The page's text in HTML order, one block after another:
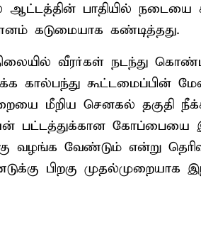
பாதியில் நடையை
கடுமையாக கண்டித்தது.
வீரர்கள் நடந்து
கால்பந்து கூட்டமைப்பின்
மீறிய செனகல் தகுதி
பட்டத்துக்கான கோப்பையை
வழங்க வேண்டும் என்று
பிறகு முதல்முறையாக